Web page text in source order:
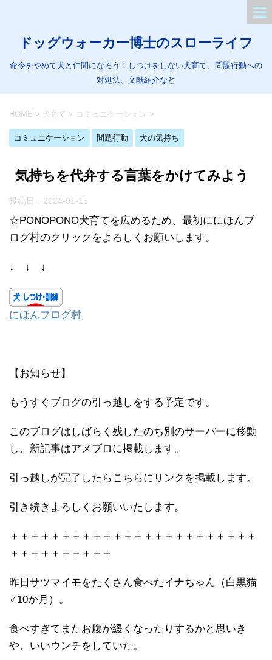
ドッグウォーカー博士のスローライフ
命令をやめて犬と仲間になろう！しつけをしない犬育て、問題行動への
対処法、文献紹介など
HOME > 犬育て > コミュニケーション >
コミュニケーション 問題行動 犬の気持ち
気持ちを代弁する言葉をかけてみよう
投稿日： 2024-01-15
☆PONOPONO犬育てを広めるため、最初ににほんブ
ログ村のクリックをよろしくお願いします。
↓ ↓ ↓
にほんブログ村
【お知らせ】
もうすぐブログの引っ越しをする予定です。
このブログはしばらく残したのち別のサーバーに移動
し、新記事はアメブロに掲載します。
引っ越しが完了したらこちらにリンクを掲載します。
引き続きよろしくお願いいたします。
＋＋＋＋＋＋＋＋＋＋＋＋＋＋＋＋＋＋＋＋＋＋＋＋
＋＋＋＋＋＋＋＋＋＋
昨日サツマイモをたくさん食べたイナちゃん（白黒猫
♂10か月）。
食べすぎてまたお腹が緩くなったりするかと思いき
や、いいウンチをしていた。